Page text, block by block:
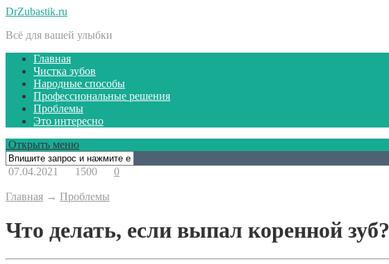
DrZubastik.ru
Всё для вашей улыбки
Главная
Чистка зубов
Народные способы
Профессиональные решения
Проблемы
Это интересно
Открыть меню
07.04.2021 1500 0
Главная → Проблемы
Что делать, если выпал коренной зуб?